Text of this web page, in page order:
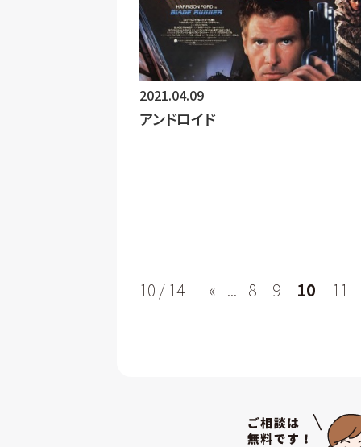
2021.04.09
アンドロイド
10 / 14 « ... 8 9 10 11